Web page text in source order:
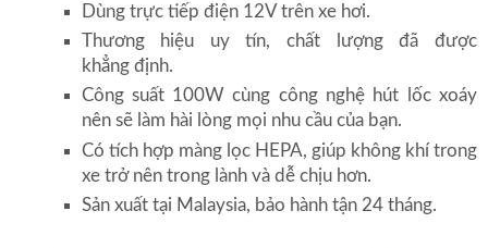
Dùng trực tiếp điện 12V trên xe hơi.
Thương hiệu uy tín, chất lượng đã được
khẳng định.
Công suất 100W cùng công nghệ hút lốc xoáy
nên sẽ làm hài lòng mọi nhu cầu của bạn.
Có tích hợp màng lọc HEPA, giúp không khí trong
xe trở nên trong lành và dễ chịu hơn.
Sản xuất tại Malaysia, bảo hành tận 24 tháng.